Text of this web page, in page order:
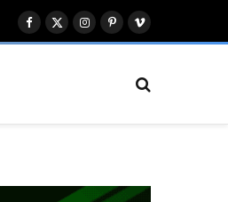
Facebook
X
(Twitter)
Instagram
Pinterest
Vimeo